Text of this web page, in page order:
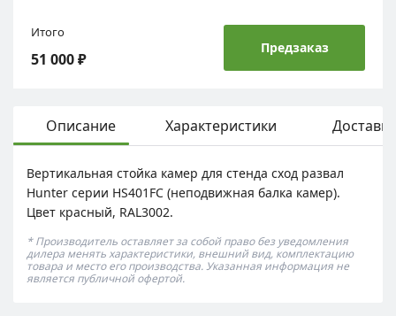
Итого
51 000 ₽
Предзаказ
Описание Характеристики Доставка
Вертикальная стойка камер для стенда сход развал
Hunter серии HS401FC (неподвижная балка камер).
Цвет красный, RAL3002.
* Производитель оставляет за собой право без уведомления
дилера менять характеристики, внешний вид, комплектацию
товара и место его производства. Указанная информация не
является публичной офертой.